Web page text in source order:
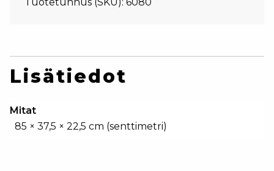
Lisätiedot
Mitat
85 × 37,5 × 22,5 cm (senttimetri)